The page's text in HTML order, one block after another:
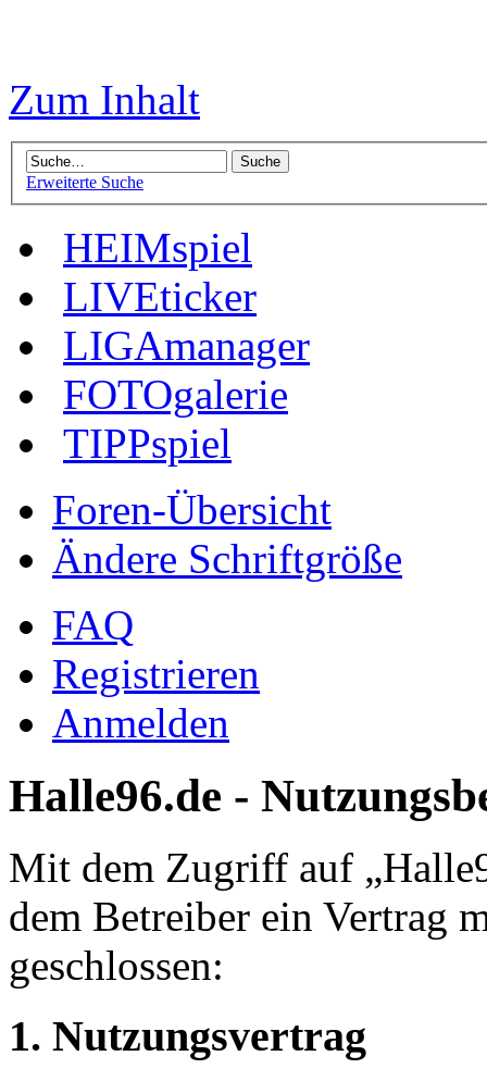
Zum Inhalt
Erweiterte Suche
HEIMspiel
LIVEticker
LIGAmanager
FOTOgalerie
TIPPspiel
Foren-Übersicht
Ändere Schriftgröße
FAQ
Registrieren
Anmelden
Halle96.de -
Mit dem Zugriff auf
dem Betreiber ein Vertrag
geschlossen:
1. Nutzungsvertrag